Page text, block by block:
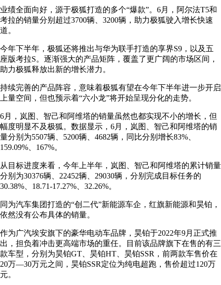
业绩全面向好，源于极狐打造的多个“爆款”。6月，阿尔法T5和
考拉的销量分别超过3700辆、3200辆，助力极狐驶入增长快速
道。
今年下半年，极狐还将推出与华为联手打造的享界S9，以及五
座版考拉S。逐渐强大的产品矩阵，覆盖了更广阔的市场区间，
助力极狐释放出新的增长潜力。
持续完善的产品阵容，意味着极狐有望在今年下半年进一步开启
上量空间，但也预示着“六小龙”将开始呈现分化的走势。
6月，岚图、智己和阿维塔的销量虽然也都实现不小的增长，但
幅度明显不及极狐。数据显示，6月，岚图、智己和阿维塔的销
量分别为5507辆、5200辆、4682辆，同比分别增长83%、
159.09%、167%。
从目标进度来看，今年上半年，岚图、智己和阿维塔的累计销量
分别为30376辆、22452辆、29030辆，分别完成目标任务的
30.38%、18.71-17.27%、32.26%。
同为汽车集团打造的“创二代”新能源车企，红旗新能源和昊铂，
依然没有公布具体的销量。
作为广汽埃安旗下的豪华电动车品牌，昊铂于2022年9月正式推
出，担负着冲击更高端市场的重任。目前该品牌旗下在售的有三
款车型，分别为昊铂GT、昊铂HT、昊铂SSR，前两款车售价在
20万—30万元之间，昊铂SSR定位为纯电超跑，售价超过120万
元。